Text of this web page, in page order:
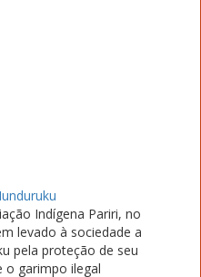
Indígena Pariri, no
levado à sociedade a
pela proteção de seu
o garimpo ilegal